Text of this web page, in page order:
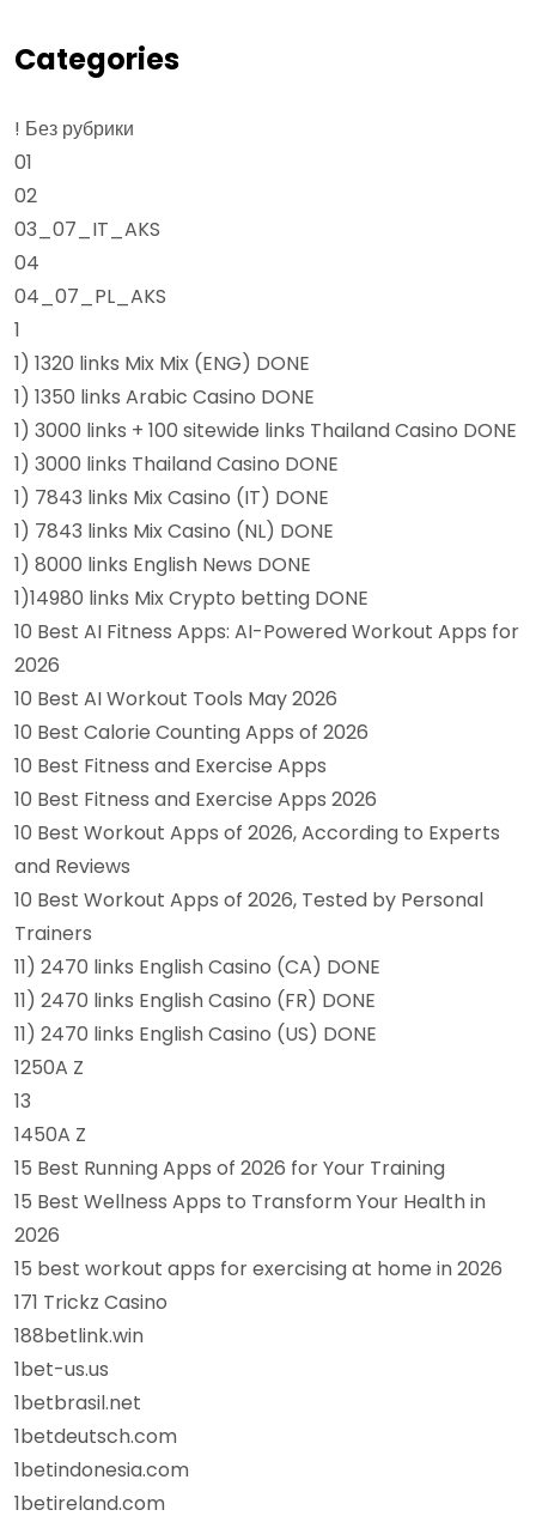
Categories
! Без рубрики
01
02
03_07_IT_AKS
04
04_07_PL_AKS
1
1) 1320 links Mix Mix (ENG) DONE
1) 1350 links Arabic Casino DONE
1) 3000 links + 100 sitewide links Thailand Casino DONE
1) 3000 links Thailand Casino DONE
1) 7843 links Mix Casino (IT) DONE
1) 7843 links Mix Casino (NL) DONE
1) 8000 links English News DONE
1)14980 links Mix Crypto betting DONE
10 Best AI Fitness Apps: AI-Powered Workout Apps for
2026
10 Best AI Workout Tools May 2026
10 Best Calorie Counting Apps of 2026
10 Best Fitness and Exercise Apps
10 Best Fitness and Exercise Apps 2026
10 Best Workout Apps of 2026, According to Experts
and Reviews
10 Best Workout Apps of 2026, Tested by Personal
Trainers
11) 2470 links English Casino (CA) DONE
11) 2470 links English Casino (FR) DONE
11) 2470 links English Casino (US) DONE
1250A Z
13
1450A Z
15 Best Running Apps of 2026 for Your Training
15 Best Wellness Apps to Transform Your Health in
2026
15 best workout apps for exercising at home in 2026
171 Trickz Casino
188betlink.win
1bet-us.us
1betbrasil.net
1betdeutsch.com
1betindonesia.com
1betireland.com